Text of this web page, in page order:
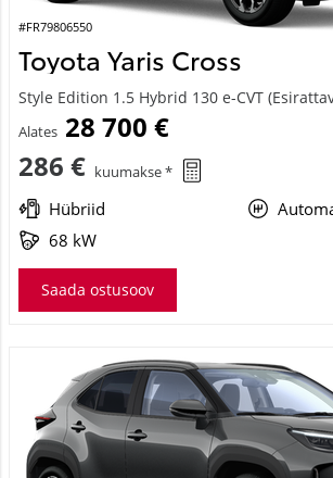
#FR79806550
Toyota Yaris Cross
Style Edition 1.5 Hybrid 130 e-CVT
Alates 28 700 €
286 € kuumakse *
Hübriid
68 kW
Saada ostusoov